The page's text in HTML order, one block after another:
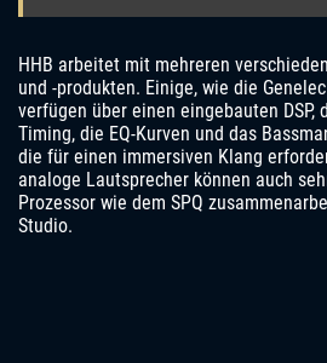
HHB arbeitet mit mehreren
und -produkten. Einige, wie die
verfügen über einen eingebauten DSP,
Timing, die EQ-Kurven und das
die für einen immersiven Klang
analoge Lautsprecher können auch
Prozessor wie dem SPQ
Studio.